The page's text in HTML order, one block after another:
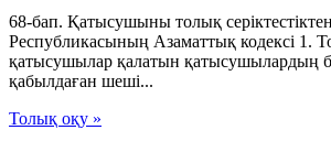
68-бап. Қатысушыны толық
Республикасының Азаматтық кодексi 1.
қатысушылар қалатын қатысушылардың
қабылдаған шешi...
Толық оқу »